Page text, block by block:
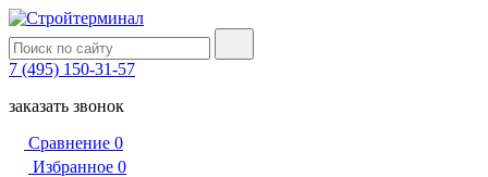
7 (495) 150-31-57
заказать звонок
Сравнение 0
Избранное 0